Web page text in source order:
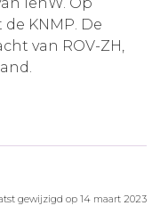
KNMP. De
van ROV-ZH,
gewijzigd op 14 maart 2023